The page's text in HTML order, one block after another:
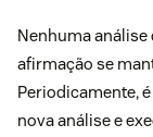
Nenhuma
afirmação se
Periodicamente,
nova análise e